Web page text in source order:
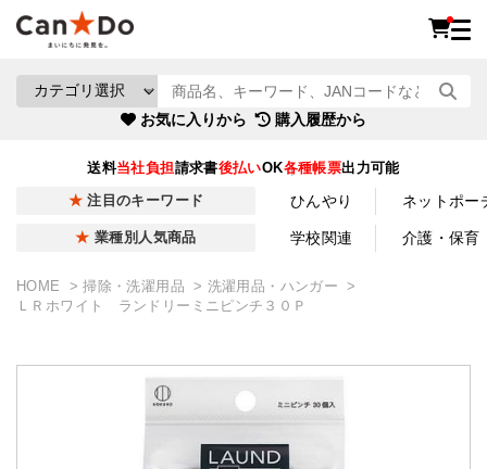
お気に入りから 購入履歴から
送料当社負担請求書後払いOK各種帳票出力可能
注目のキーワード ひんやり ネットポー
業種別人気商品 学校関連 介護・保育
HOME 掃除・洗濯用品
洗濯用品・ハンガー
ＬＲホワイト ランドリーミニピンチ３０Ｐ